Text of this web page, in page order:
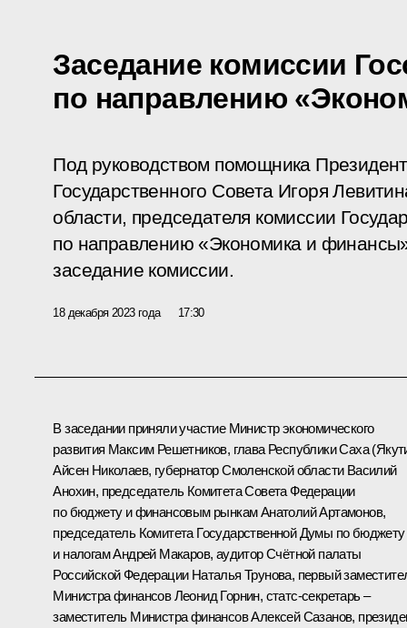
Заседание комиссии
по направлению
Под руководством помощника
Государственного Совета Игоря
области, председателя комиссии
по направлению «Экономика и
заседание комиссии.
18 декабря 2023 года 17:30
В заседании приняли участие Министр экономического
развития Максим Решетников, глава Республики Саха
Айсен Николаев, губернатор Смоленской области Василий
Анохин, председатель Комитета Совета Федерации
по бюджету и финансовым рынкам Анатолий Артамонов,
председатель Комитета Государственной Думы по бюджету
и налогам Андрей Макаров, аудитор Счётной палаты
Российской Федерации Наталья Трунова, первый
Министра финансов Леонид Горнин, статс-секретарь –
заместитель Министра финансов Алексей Сазанов,